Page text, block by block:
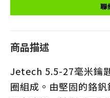
聯
商品描述
Jetech 5.5-27毫米鑰
圈組成。由堅固的鉻